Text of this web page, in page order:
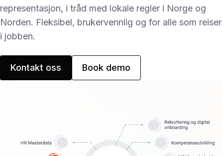
representasjon, i tråd med lokale regler i Norge og
Norden. Fleksibel, brukervennlig og for alle som reiser
i jobben.
Kontakt oss Book demo